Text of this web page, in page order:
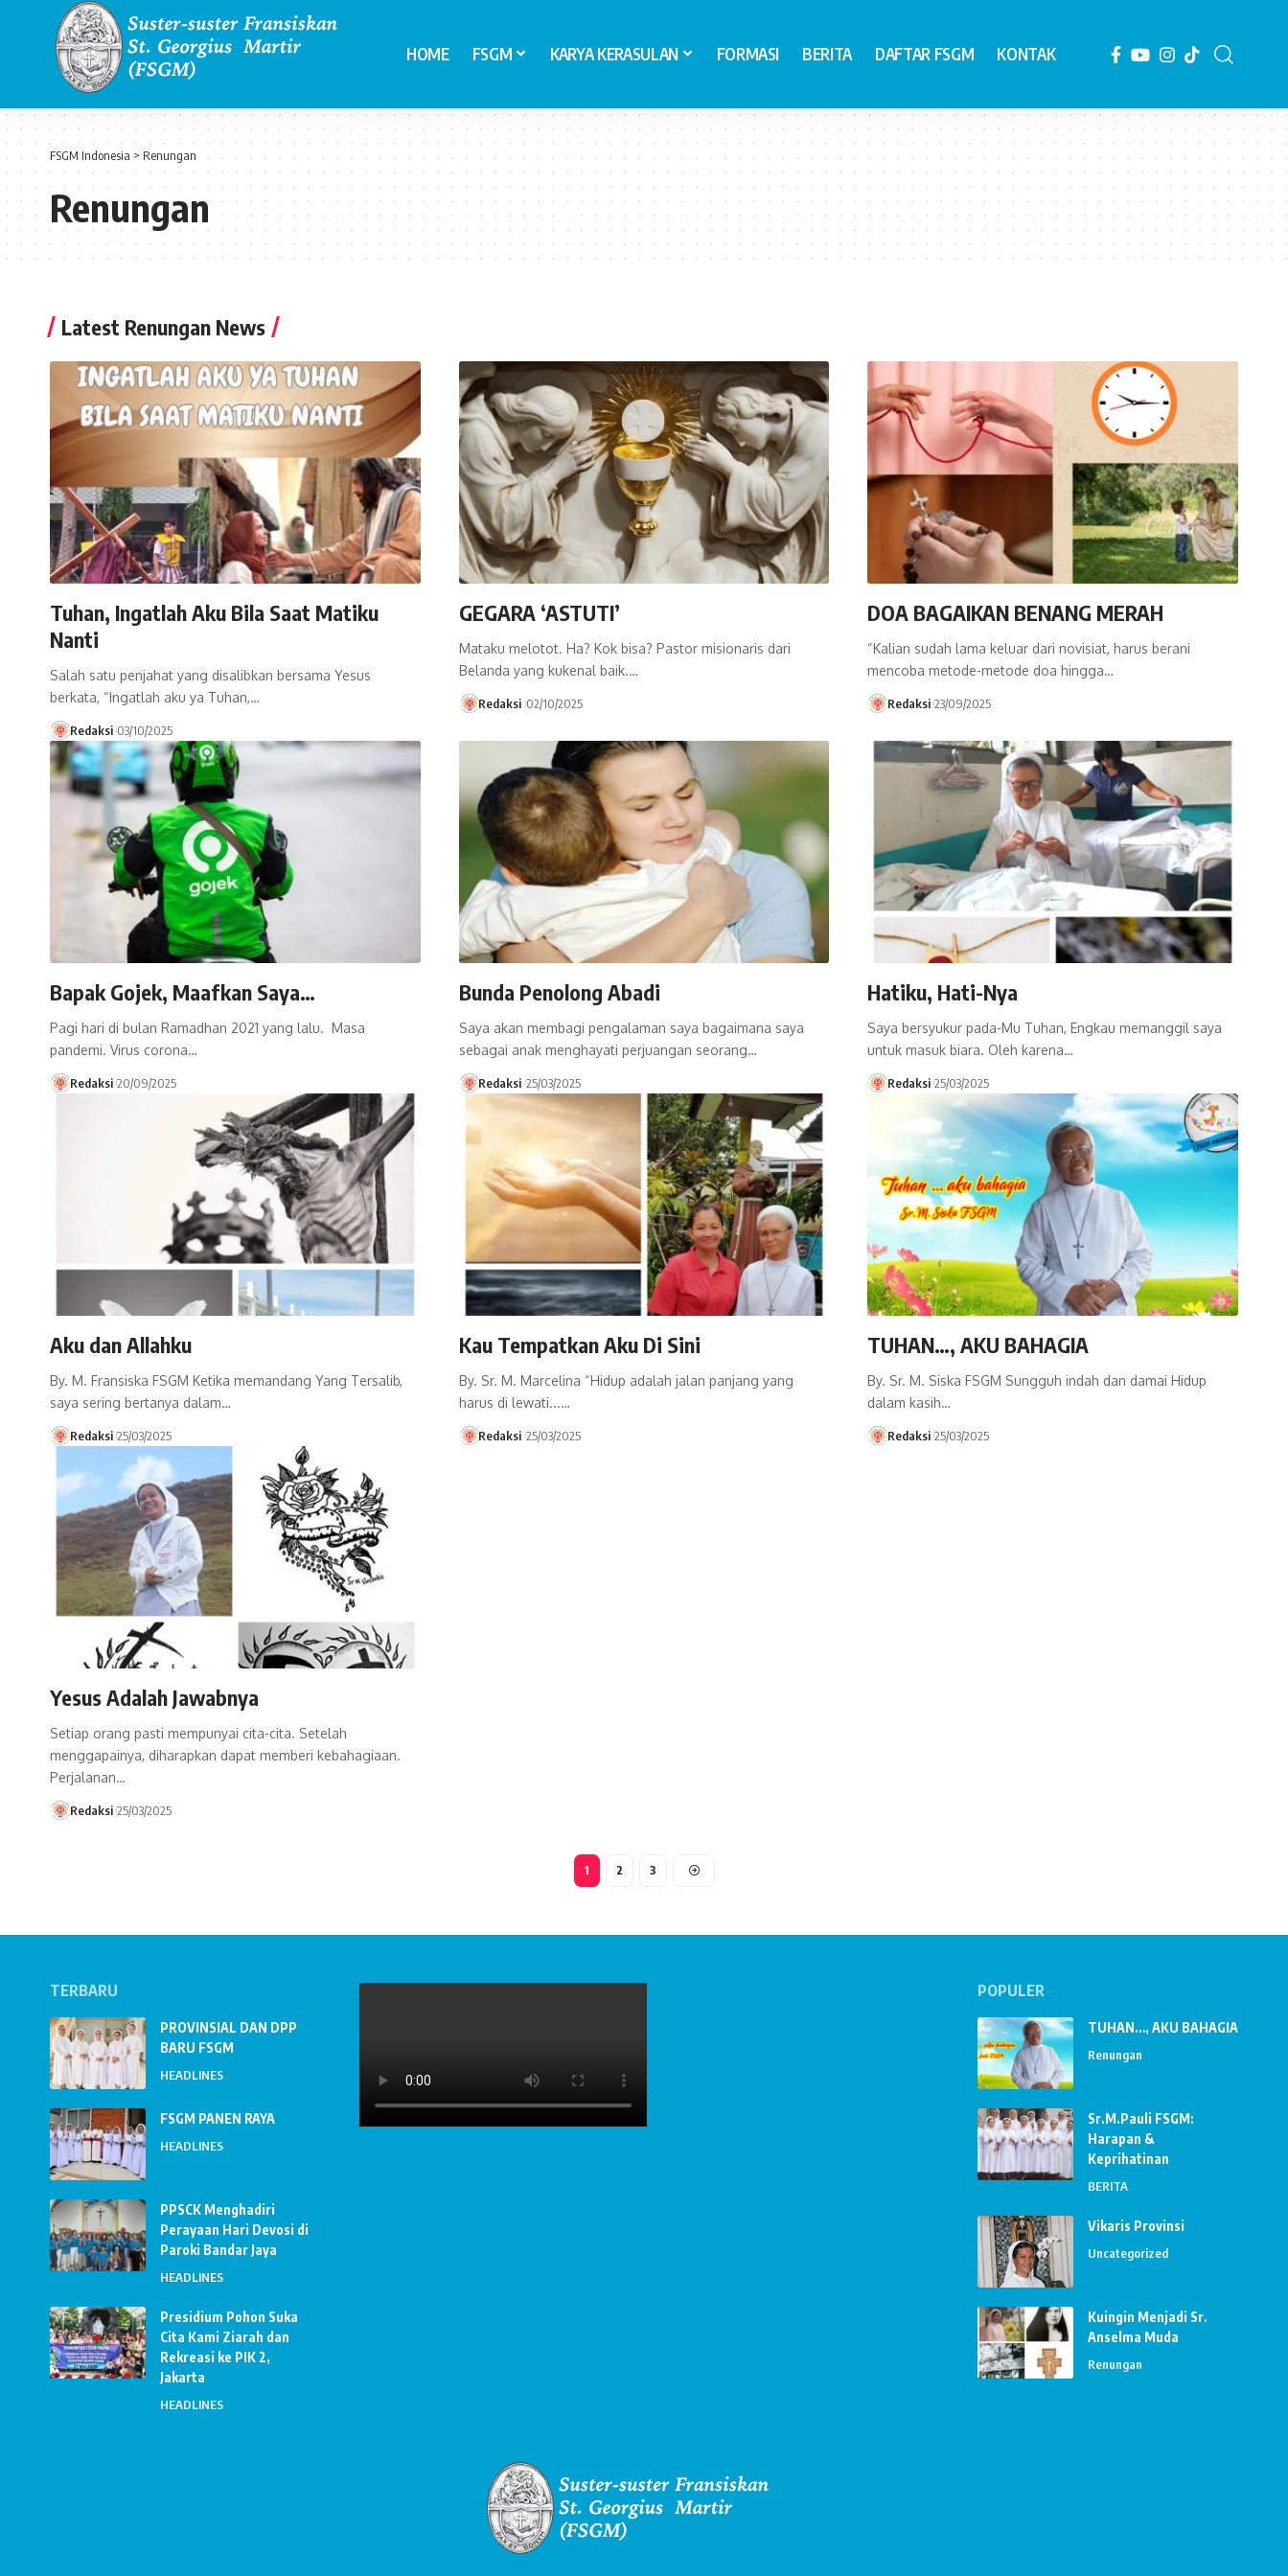
HOME FSGM KARYA KERASULAN FORMASI BERITA DAFTAR FSGM KONTAK
FSGM Indonesia > Renungan
Renungan
Latest Renungan News
Tuhan, Ingatlah Aku Bila Saat Matiku
Nanti
Salah satu penjahat yang disalibkan bersama Yesus
berkata, “Ingatlah aku ya Tuhan,…
Redaksi 03/10/2025
GEGARA ‘ASTUTI’
Mataku melotot. Ha? Kok bisa? Pastor misionaris dari
Belanda yang kukenal baik.…
Redaksi 02/10/2025
DOA BAGAIKAN BENANG MERAH
“Kalian sudah lama keluar dari novisiat, harus berani
mencoba metode-metode doa hingga…
Redaksi 23/09/2025
Bapak Gojek, Maafkan Saya…
Pagi hari di bulan Ramadhan 2021 yang lalu. Masa
pandemi. Virus corona…
Redaksi 20/09/2025
Bunda Penolong Abadi
Saya akan membagi pengalaman saya bagaimana saya
sebagai anak menghayati perjuangan seorang…
Redaksi 25/03/2025
Hatiku, Hati-Nya
Saya bersyukur pada-Mu Tuhan, Engkau memanggil saya
untuk masuk biara. Oleh karena…
Redaksi 25/03/2025
Aku dan Allahku
By. M. Fransiska FSGM Ketika memandang Yang Tersalib,
saya sering bertanya dalam…
Redaksi 25/03/2025
Kau Tempatkan Aku Di Sini
By. Sr. M. Marcelina “Hidup adalah jalan panjang yang
harus di lewati...…
Redaksi 25/03/2025
TUHAN…, AKU BAHAGIA
By. Sr. M. Siska FSGM Sungguh indah dan damai Hidup
dalam kasih…
Redaksi 25/03/2025
Yesus Adalah Jawabnya
Setiap orang pasti mempunyai cita-cita. Setelah
menggapainya, diharapkan dapat memberi kebahagiaan.
Perjalanan…
Redaksi 25/03/2025
1 2 3
TERBARU
PROVINSIAL DAN DPP
BARU FSGM
HEADLINES
FSGM PANEN RAYA
HEADLINES
PPSCK Menghadiri
Perayaan Hari Devosi di
Paroki Bandar Jaya
HEADLINES
Presidium Pohon Suka
Cita Kami Ziarah dan
Rekreasi ke PIK 2,
Jakarta
HEADLINES
POPULER
TUHAN…, AKU BAHAGIA
Renungan
Sr.M.Pauli FSGM:
Harapan &
Keprihatinan
BERITA
Vikaris Provinsi
Uncategorized
Kuingin Menjadi Sr.
Anselma Muda
Renungan